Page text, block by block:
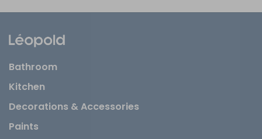
Bathroom
Kitchen
Decorations & Accessories
Paints